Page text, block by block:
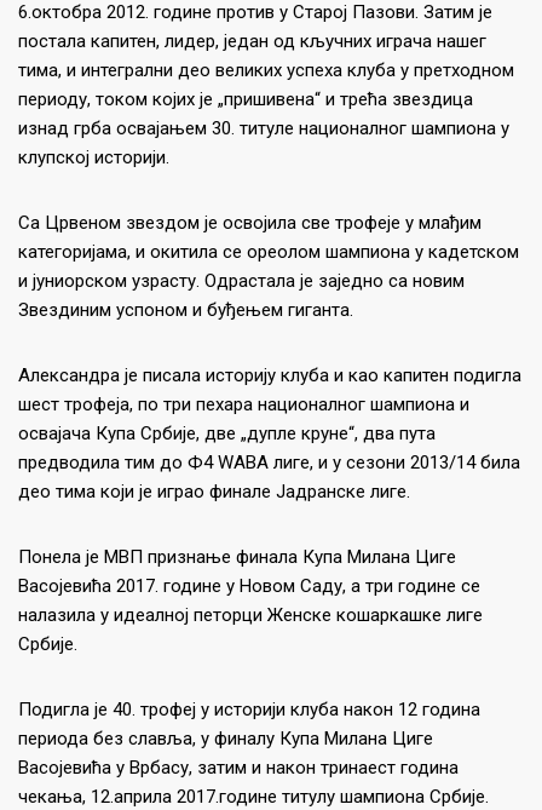
6.октобра 2012. године против у Старој Пазови. Затим је
постала капитен, лидер, један од кључних играча нашег
тима, и интегрални део великих успеха клуба у претходном
периоду, током којих је „пришивена“ и трећа звездица
изнад грба освајањем 30. титуле националног шампиона у
клупској историји.
Са Црвеном звездом је освојила све трофеје у млађим
категоријама, и окитила се ореолом шампиона у кадетском
и јуниорском узрасту. Одрастала је заједно са новим
Звездиним успоном и буђењем гиганта.
Александра је писала историју клуба и као капитен подигла
шест трофеја, по три пехара националног шампиона и
освајача Купа Србије, две „дупле круне“, два пута
предводила тим до Ф4 WABA лиге, и у сезони 2013/14 била
део тима који је играо финале Јадранске лиге.
Понела је МВП признање финала Купа Милана Циге
Васојевића 2017. године у Новом Саду, а три године се
налазила у идеалној петорци Женске кошаркашке лиге
Србије.
Подигла је 40. трофеј у историји клуба након 12 година
периода без славља, у финалу Купа Милана Циге
Васојевића у Врбасу, затим и након тринаест година
чекања, 12.априла 2017.године титулу шампиона Србије.